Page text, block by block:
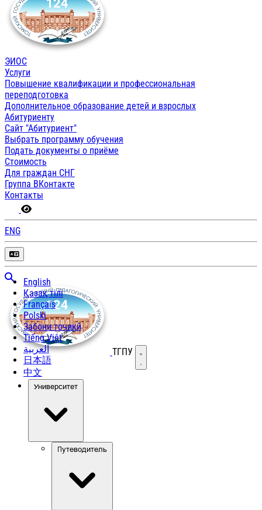
ЭИОС
Услуги
Повышение квалификации и профессиональная
переподготовка
Дополнительное образование детей и взрослых
Абитуриенту
Сайт "Абитуриент"
Выбрать программу обучения
Подать документы о приёме
Стоимость
Для граждан СНГ
Группа ВКонтакте
Контакты
ENG
English
Қазақ тілі
Français
Polski
Забони тоҷикӣ
Tiếng Việt
العربية
日本語
中文
ТГПУ Открыть меню
Университет
Путеводитель